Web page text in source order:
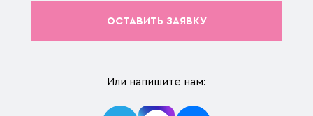
ОСТАВИТЬ ЗАЯВКУ
Или напишите нам: